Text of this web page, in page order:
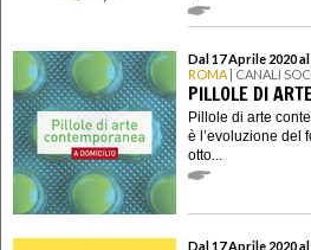
Dal 17 Aprile 2020
ROMA | CANALI
PILLOLE DI
Pillole di arte
è l’evoluzione del
otto...
Dal 17 Aprile 2020